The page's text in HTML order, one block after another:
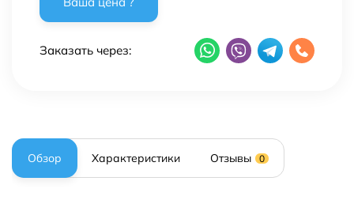
Заказать через:
Обзор Характеристики Отзывы 0